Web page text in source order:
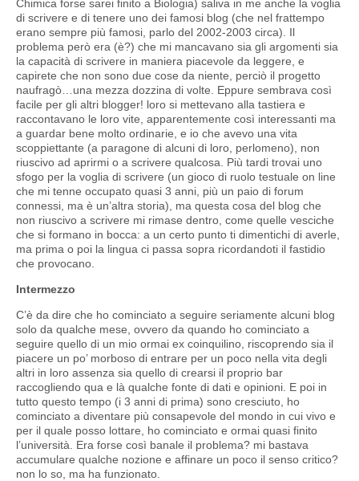
Chimica forse sarei finito a Biologia) saliva in me anche la voglia
di scrivere e di tenere uno dei famosi blog (che nel frattempo
erano sempre più famosi, parlo del 2002-2003 circa). Il
problema però era (è?) che mi mancavano sia gli argomenti sia
la capacità di scrivere in maniera piacevole da leggere, e
capirete che non sono due cose da niente, perciò il progetto
naufragò…una mezza dozzina di volte. Eppure sembrava così
facile per gli altri blogger! loro si mettevano alla tastiera e
raccontavano le loro vite, apparentemente così interessanti ma
a guardar bene molto ordinarie, e io che avevo una vita
scoppiettante (a paragone di alcuni di loro, perlomeno), non
riuscivo ad aprirmi o a scrivere qualcosa. Più tardi trovai uno
sfogo per la voglia di scrivere (un gioco di ruolo testuale on line
che mi tenne occupato quasi 3 anni, più un paio di forum
connessi, ma è un’altra storia), ma questa cosa del blog che
non riuscivo a scrivere mi rimase dentro, come quelle vesciche
che si formano in bocca: a un certo punto ti dimentichi di averle,
ma prima o poi la lingua ci passa sopra ricordandoti il fastidio
che provocano.
Intermezzo
C’è da dire che ho cominciato a seguire seriamente alcuni blog
solo da qualche mese, ovvero da quando ho cominciato a
seguire quello di un mio ormai ex coinquilino, riscoprendo sia il
piacere un po’ morboso di entrare per un poco nella vita degli
altri in loro assenza sia quello di crearsi il proprio bar
raccogliendo qua e là qualche fonte di dati e opinioni. E poi in
tutto questo tempo (i 3 anni di prima) sono cresciuto, ho
cominciato a diventare più consapevole del mondo in cui vivo e
per il quale posso lottare, ho cominciato e ormai quasi finito
l’università. Era forse così banale il problema? mi bastava
accumulare qualche nozione e affinare un poco il senso critico?
non lo so, ma ha funzionato.